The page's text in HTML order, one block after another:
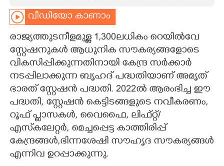
ASTRO
CARTOONS
LITERATURE
CONTACT US
വീഡിയോ കാണാം
രാജ്യത്തുടനീളമുള്ള 1,300ലധികം റെയിൽവേ
സ്റ്റേഷനുകൾ ആധുനിക സൗകര്യങ്ങളോടെ
വികസിപ്പിക്കുന്നതിനായി കേന്ദ്ര സർക്കാർ
നടപ്പിലാക്കുന്ന ബൃഹദ് പദ്ധതിയാണ് അമൃത്
ഭാരത് സ്റ്റേഷൻ പദ്ധതി. 2022ൽ ആരംഭിച്ച ഈ
പദ്ധതി, സ്റ്റേഷൻ കെട്ടിടങ്ങളുടെ നവീകരണം,
റൂഫ് പ്ലാസകൾ, വൈഫൈ, ലിഫ്റ്റ്/
എസ്‌കലേറ്റർ, മെച്ചപ്പെട്ട കാത്തിരിപ്പ്
കേന്ദ്രങ്ങൾ,ഭിന്നശേഷി സൗഹൃദ സൗകര്യങ്ങൾ
എന്നിവ ഉറപ്പാക്കുന്നു.